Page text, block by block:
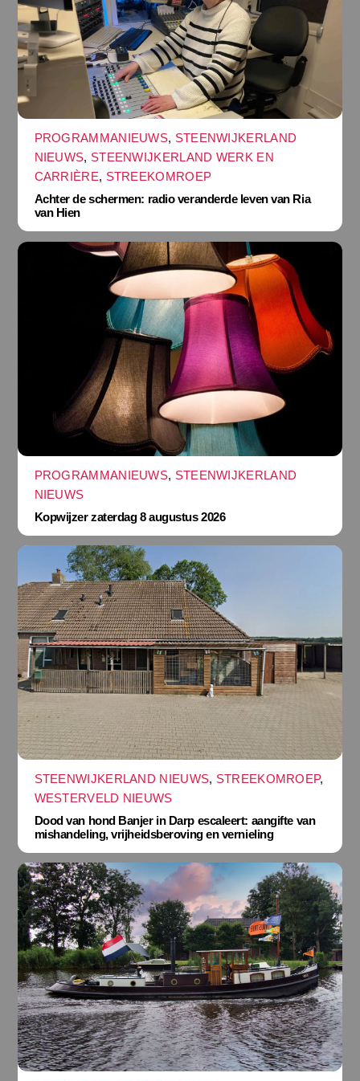
PROGRAMMANIEUWS, STEENWIJKERLAND
NIEUWS, STEENWIJKERLAND WERK EN
CARRIÈRE, STREEKOMROEP
Achter de schermen: radio veranderde leven van Ria
van Hien
PROGRAMMANIEUWS, STEENWIJKERLAND
NIEUWS
Kopwijzer zaterdag 8 augustus 2026
STEENWIJKERLAND NIEUWS, STREEKOMROEP,
WESTERVELD NIEUWS
Dood van hond Banjer in Darp escaleert: aangifte van
mishandeling, vrijheidsberoving en vernieling